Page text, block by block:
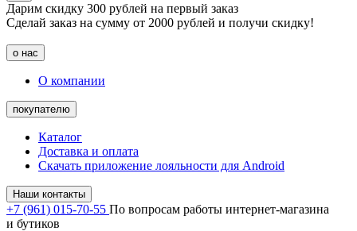
Дарим скидку 300 рублей на первый заказ
Сделай заказ на сумму от 2000 рублей и получи скидку!
о нас
О компании
покупателю
Каталог
Доставка и оплата
Скачать приложение лояльности для Android
Наши контакты
+7 (961) 015-70-55 По вопросам работы интернет-магазина
и бутиков